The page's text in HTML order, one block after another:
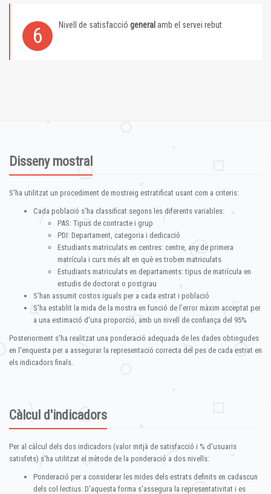
6 Nivell de satisfacció general amb el servei rebut
Disseny mostral
S'ha utilitzat un procediment de mostreig estratificat usant com a criteris:
Cada població s'ha classificat segons les diferents variables:
PAS: Tipus de contracte i grup
PDI: Departament, categoria i dedicació
Estudiants matriculats en centres: centre, any de primera
matrícula i curs més alt en què es troben matriculats
Estudiants matriculats en departaments: tipus de matrícula en
estudis de doctorat o postgrau
S'han assumit costos iguals per a cada estrat i població
S'ha establit la mida de la mostra en funció de l'error màxim acceptat per
a una estimació d'una proporció, amb un nivell de confiança del 95%
Posteriorment s'ha realitzat una ponderació adequada de les dades obtingudes
en l'enquesta per a assegurar la representació correcta del pes de cada estrat en
els indicadors finals.
Càlcul d'indicadors
Per al càlcul dels dos indicadors (valor mitjà de satisfacció i % d'usuaris
satisfets) s'ha utilitzat el mètode de la ponderació a dos nivells:
Ponderació per a considerar les mides dels estrats definits en cadascun
dels col·lectius. D'aquesta forma s'assegura la representativitat i es